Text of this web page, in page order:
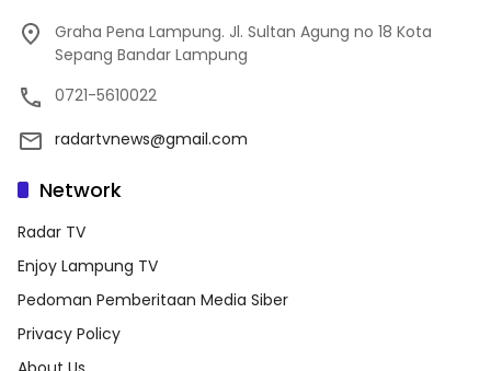
Graha Pena Lampung. Jl. Sultan Agung no 18 Kota
Sepang Bandar Lampung
0721-5610022
radartvnews@gmail.com
Network
Radar TV
Enjoy Lampung TV
Pedoman Pemberitaan Media Siber
Privacy Policy